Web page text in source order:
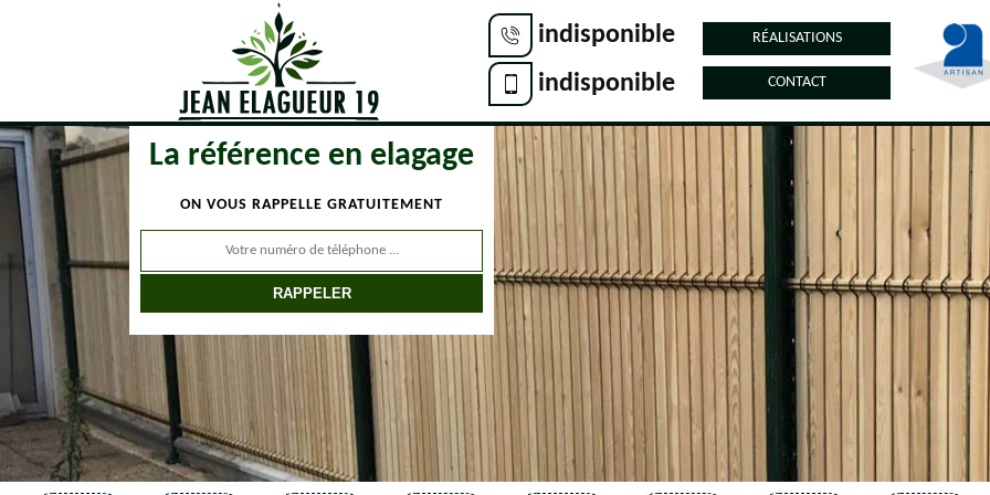
indisponible
indisponible
RÉALISATIONS
CONTACT
La référence en elagage
ON VOUS RAPPELLE GRATUITEMENT